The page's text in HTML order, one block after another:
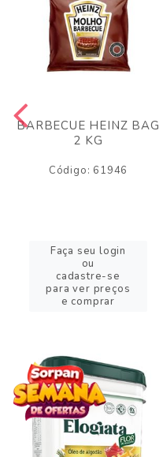
BARBECUE HEINZ BAG
2 KG
Código: 61946
Faça seu login
ou
cadastre-se
para ver preços
e comprar